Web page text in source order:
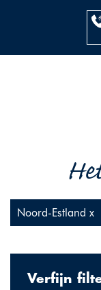
Noord-Estland x
Verfijn